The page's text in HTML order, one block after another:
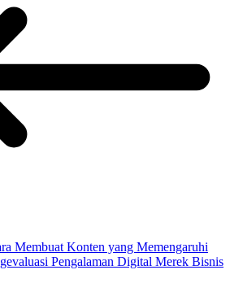
Membuat Konten yang Memengaruhi
Pengalaman Digital Merek Bisnis